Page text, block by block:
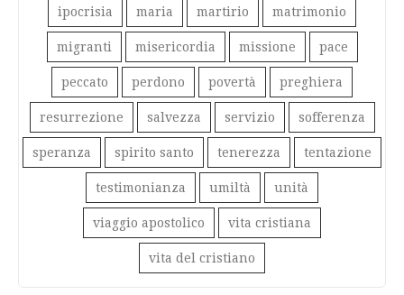
ipocrisia maria martirio matrimonio
migranti misericordia missione pace
peccato perdono povertà preghiera
resurrezione salvezza servizio sofferenza
speranza spirito santo tenerezza tentazione
testimonianza umiltà unità
viaggio apostolico vita cristiana
vita del cristiano